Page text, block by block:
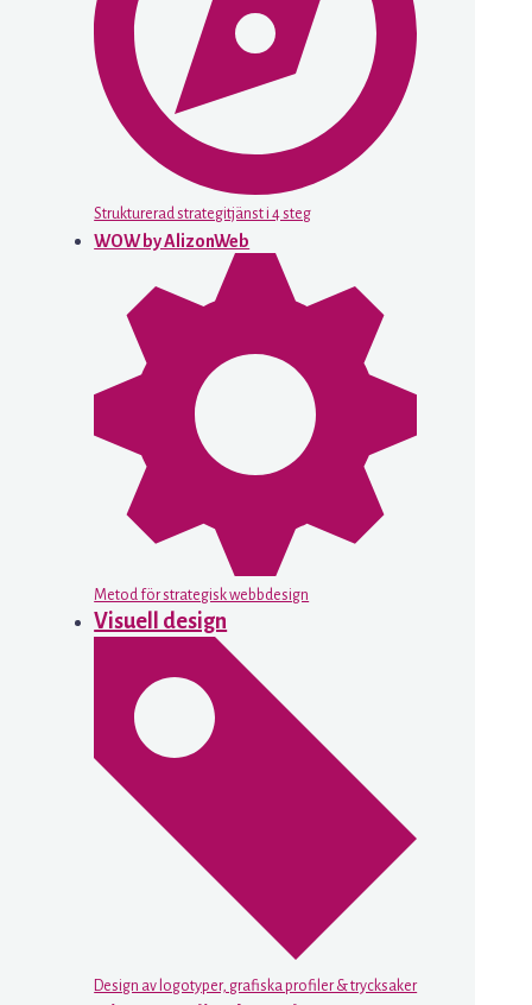
Strukturerad strategitjänst i 4 steg
WOW by AlizonWeb
Metod för strategisk webbdesign
Visuell design
Design av logotyper, grafiska profiler & trycksaker